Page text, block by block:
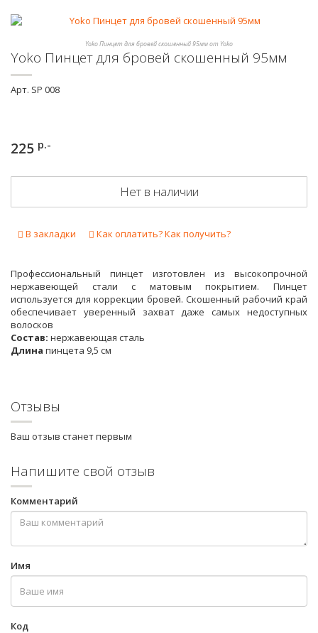
Yoko Пинцет для бровей скошенный 95мм от Yoko
Yoko Пинцет для бровей скошенный 95мм
Арт. SP 008
225 р.-
Нет в наличии
В закладки Как оплатить? Как получить?
Профессиональный пинцет изготовлен из высокопрочной
нержавеющей стали с матовым покрытием. Пинцет
используется для коррекции бровей. Скошенный рабочий край
обеспечивает уверенный захват даже самых недоступных
волосков
Состав: нержавеющая сталь
Длина пинцета 9,5 см
Отзывы
Ваш отзыв станет первым
Напишите свой отзыв
Комментарий
Имя
Код